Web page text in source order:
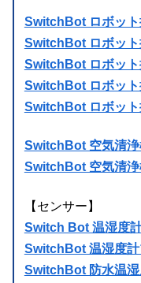
SwitchBot ロボット
SwitchBot ロボッ
SwitchBot ロボッ
SwitchBot ロボッ
SwitchBot ロボッ
SwitchBot 空気清
SwitchBot 空気清浄
【センサー】
Switch Bot 温湿度
SwitchBot 温湿度計
SwitchBot 防水温湿